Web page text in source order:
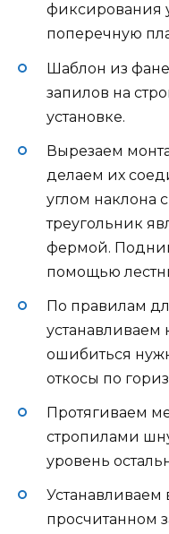
фиксирования
поперечную
Шаблон из
запилов на
установке.
Вырезаем
делаем их
углом наклона
треугольник
фермой.
помощью
По правилам
ошибиться
откосы по
Протягиваем
стропилами
уровень
Устанавливаем
просчитанном